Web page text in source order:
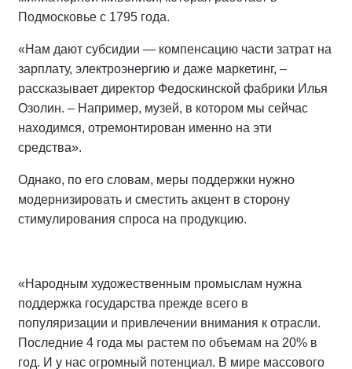
Подмосковье с 1795 года.
«Нам дают субсидии — компенсацию части затрат на
зарплату, электроэнергию и даже маркетинг, –
рассказывает директор Федоскинской фабрики Илья
Озолин. – Например, музей, в котором мы сейчас
находимся, отремонтирован именно на эти
средства».
Однако, по его словам, меры поддержки нужно
модернизировать и сместить акцент в сторону
стимулирования спроса на продукцию.
«Народным художественным промыслам нужна
поддержка государства прежде всего в
популяризации и привлечении внимания к отрасли.
Последние 4 года мы растем по объемам на 20% в
год. И у нас огромный потенциал. В мире массового